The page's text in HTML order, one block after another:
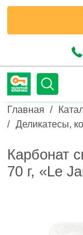
Строка
Главная
Деликатесы,
Карбонат
70 г, «Le